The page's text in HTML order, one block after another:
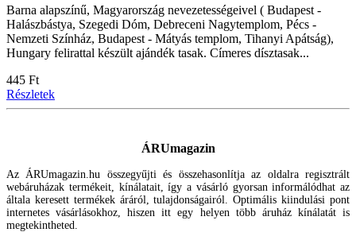
Barna alapszínű, Magyarország nevezetességeivel ( Budapest -
Halászbástya, Szegedi Dóm, Debreceni Nagytemplom, Pécs -
Nemzeti Színház, Budapest - Mátyás templom, Tihanyi Apátság),
Hungary felirattal készült ajándék tasak. Címeres dísztasak...
445 Ft
Részletek
ÁRUmagazin
Az ÁRUmagazin.hu összegyűjti és összehasonlítja az oldalra regisztrált
webáruházak termékeit, kínálatait, így a vásárló gyorsan informálódhat az
általa keresett termékek áráról, tulajdonságairól. Optimális kiindulási pont
internetes vásárlásokhoz, hiszen itt egy helyen több áruház kínálatát is
megtekintheted.